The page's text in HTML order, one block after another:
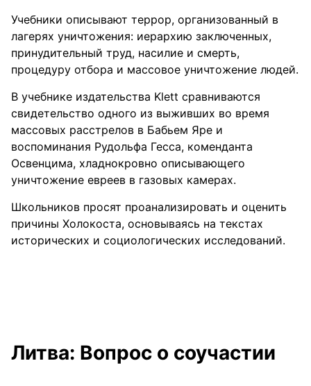
Учебники описывают террор, организованный в
лагерях уничтожения: иерархию заключенных,
принудительный труд, насилие и смерть,
процедуру отбора и массовое уничтожение людей.
В учебнике издательства Klett сравниваются
свидетельство одного из выживших во время
массовых расстрелов в Бабьем Яре и
воспоминания Рудольфа Гесса, коменданта
Освенцима, хладнокровно описывающего
уничтожение евреев в газовых камерах.
Школьников просят проанализировать и оценить
причины Холокоста, основываясь на текстах
исторических и социологических исследований.
Литва: Вопрос о соучастии